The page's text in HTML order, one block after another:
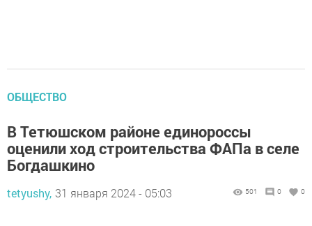
ОБЩЕСТВО
В Тетюшском районе единороссы
оценили ход строительства ФАПа в селе
Богдашкино
tetyushy, 31 января 2024 - 05:03 501 0 0